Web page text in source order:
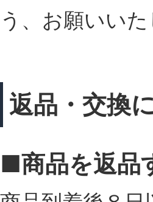
う、お願いいた
返品・交換
■商品を返品